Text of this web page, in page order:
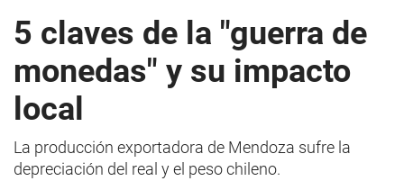
5 claves de la "guerra de
monedas" y su impacto
local
La producción exportadora de Mendoza sufre la
depreciación del real y el peso chileno.